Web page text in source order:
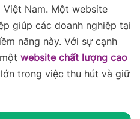
Việt Nam. Một website
giúp các doanh nghiệp tại
năng này. Với sự cạnh
website chất lượng cao
trong việc thu hút và giữ